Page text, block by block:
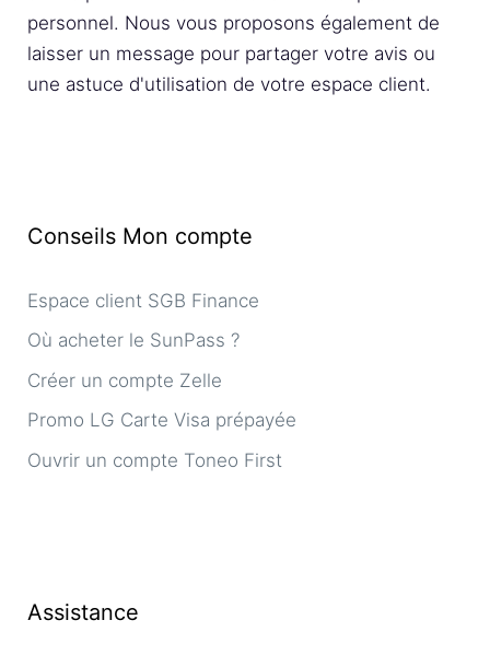
personnel. Nous vous proposons également de
laisser un message pour partager votre avis ou
une astuce d'utilisation de votre espace client.
Conseils Mon compte
Espace client SGB Finance
Où acheter le SunPass ?
Créer un compte Zelle
Promo LG Carte Visa prépayée
Ouvrir un compte Toneo First
Assistance